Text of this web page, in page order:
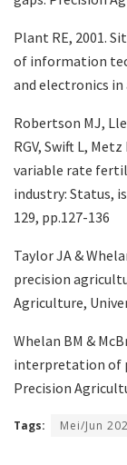
Plant RE, 2001.
of information
and electronics
Robertson MJ,
RGV, Swift L,
variable rate
industry: Status,
129, pp.127-136
Taylor JA &
precision
Agriculture,
Whelan BM &
interpretation of
Precision
Tags: Mei/Jun